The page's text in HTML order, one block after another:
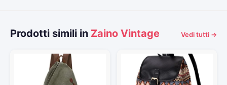
Prodotti simili in Zaino Vintage Vedi tutti →